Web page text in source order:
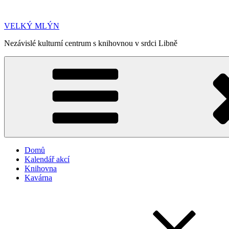
obsahu
VELKÝ MLÝN
Nezávislé kulturní centrum s knihovnou v srdci Libně
Domů
Kalendář akcí
Knihovna
Kavárna